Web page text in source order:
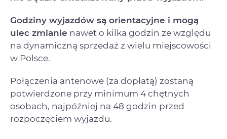
Godziny wyjazdów są orientacyjne i mogą
ulec zmianie nawet o kilka godzin ze względu
na dynamiczną sprzedaż z wielu miejscowości
w Polsce.
Połączenia antenowe (za dopłatą) zostaną
potwierdzone przy minimum 4 chętnych
osobach, najpóźniej na 48 godzin przed
rozpoczęciem wyjazdu.